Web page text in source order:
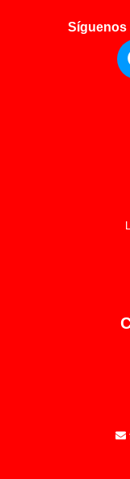
Síguenos